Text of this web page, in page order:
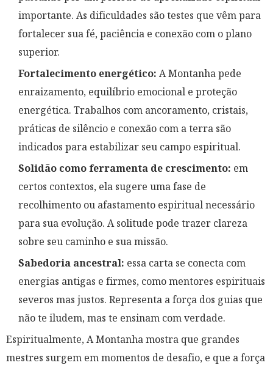
importante. As dificuldades são testes que vêm para
fortalecer sua fé, paciência e conexão com o plano
superior.
Fortalecimento energético: A Montanha pede
enraizamento, equilíbrio emocional e proteção
energética. Trabalhos com ancoramento, cristais,
práticas de silêncio e conexão com a terra são
indicados para estabilizar seu campo espiritual.
Solidão como ferramenta de crescimento: em
certos contextos, ela sugere uma fase de
recolhimento ou afastamento espiritual necessário
para sua evolução. A solitude pode trazer clareza
sobre seu caminho e sua missão.
Sabedoria ancestral: essa carta se conecta com
energias antigas e firmes, como mentores espirituais
severos mas justos. Representa a força dos guias que
não te iludem, mas te ensinam com verdade.
Espiritualmente, A Montanha mostra que grandes
mestres surgem em momentos de desafio, e que a força